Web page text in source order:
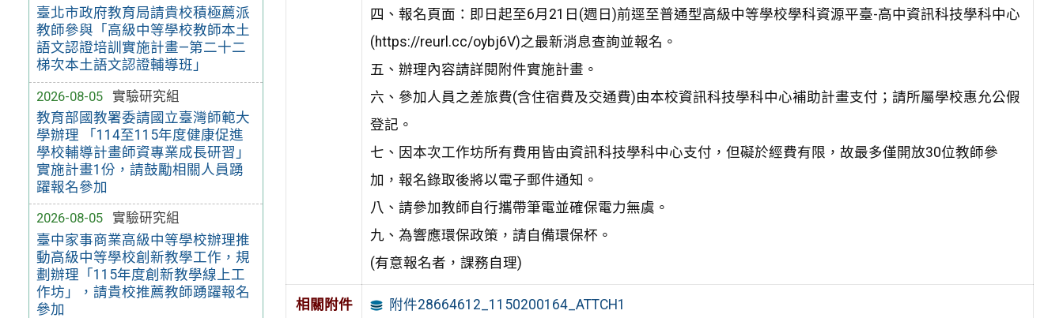
臺北市政府教育局請貴校積極薦派
教師參與「高級中等學校教師本土
語文認證培訓實施計畫—第二十二
梯次本土語文認證輔導班」
2026-08-05
實驗研究組
教育部國教署委請國立臺灣師範大
學辦理 「114至115年度健康促進
學校輔導計畫師資專業成長研習」
實施計畫1份，請鼓勵相關人員踴
躍報名參加
2026-08-05
實驗研究組
臺中家事商業高級中等學校辦理推
動高級中等學校創新教學工作，規
劃辦理「115年度創新教學線上工
作坊」，請貴校推薦教師踴躍報名
參加
四、報名頁面：即日起至6月21日(週日)前逕至普通型高級中等學校學科資源平臺-高中資訊科技學科中心
(https://reurl.cc/oybj6V)之最新消息查詢並報名。
五、辦理內容請詳閱附件實施計畫。
六、參加人員之差旅費(含住宿費及交通費)由本校資訊科技學科中心補助計畫支付；請所屬學校惠允公假
登記。
七、因本次工作坊所有費用皆由資訊科技學科中心支付，但礙於經費有限，故最多僅開放30位教師參
加，報名錄取後將以電子郵件通知。
八、請參加教師自行攜帶筆電並確保電力無虞。
九、為響應環保政策，請自備環保杯。
(有意報名者，課務自理)
相關附件 附件28664612_1150200164_ATTCH1